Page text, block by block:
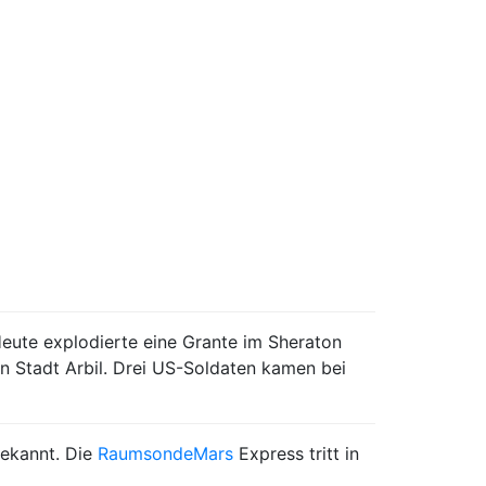
explodierte eine Grante im Sheraton
Stadt Arbil. Drei US-Soldaten kamen bei
Die RaumsondeMars Express tritt in